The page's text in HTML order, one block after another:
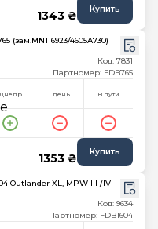
1343 ₴ Купить
(зам.MN116923/4605A730)
Код: 7831
Партномер: FDB765
Днепр 1 день В пути
1353 ₴ Купить
Outlander XL, MPW III /IV
Код: 9634
Партномер: FDB1604